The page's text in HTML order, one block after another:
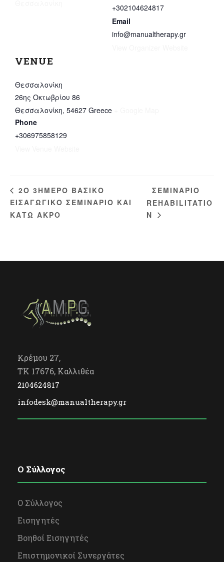
VENUE
Θεσσαλονίκη
26ης Οκτωβρίου 86
Θεσσαλονίκη, 54627 Greece
Phone
+306975858129
+302104624817
Email
info@manualtherapy.gr
2Ο 3ΗΜΕΡΟ ΒΑΣΙΚΟ
ΕΙΣΑΓΩΓΙΚΟ ΣΕΜΙΝΑΡΙΟ ΚΑΙ
ΚΑΤΩ ΑΚΡΟ
ΣΕΜΙΝΑΡΙΟ
REHABILITATIO
N
Κρέμου 27,
TK 17676, Καλλιθέα
2104624817
infodesk@manualtherapy.gr
O Σύλλογος
Ο Σύλλογος
Εισηγητές
Βοηθοί Εισηγητές
Επιστημονικοί Συνεργάτες